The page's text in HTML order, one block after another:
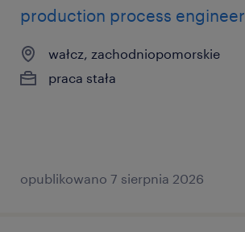
production process engineer
wałcz, zachodniopomorskie
praca stała
opublikowano 7 sierpnia 2026